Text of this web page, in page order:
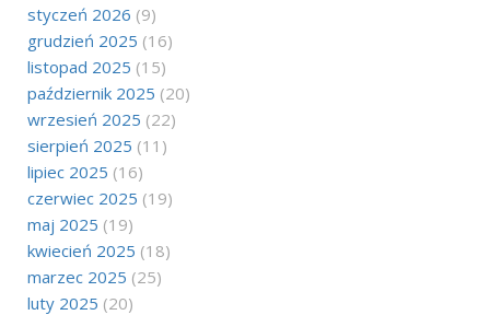
styczeń 2026 (9)
grudzień 2025 (16)
listopad 2025 (15)
październik 2025 (20)
wrzesień 2025 (22)
sierpień 2025 (11)
lipiec 2025 (16)
czerwiec 2025 (19)
maj 2025 (19)
kwiecień 2025 (18)
marzec 2025 (25)
luty 2025 (20)